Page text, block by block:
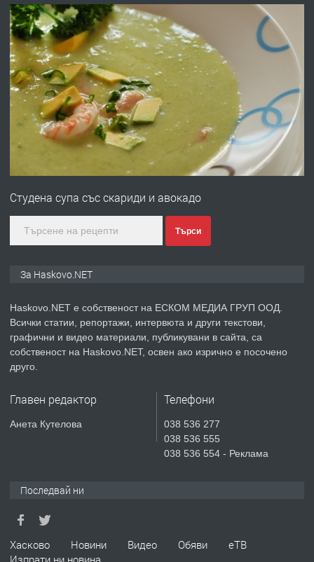
АПАРТАМЕНТ В ЦЕНТЪРА НА ГР.
ХАСКОВО
преди 4 дни
ПРЕДЛАГА Давам гараж под наем
преди 4 дни
№4120 Магазин/Офис под наем в кв.
градската градина!
преди 5 дни
ПРЕДЛАГА
Продавам парцел в гр. Хасково кв.
СГЛОБЯВАНЕ НА МЕБЕЛИ.
ПРЕДЛАГА
№4119 Едностаен обзаведен
Студена супа със скариди и авокадо
Търси
За Haskovo.NET
Haskovo.NET е собственост на ЕСКОМ МЕДИА ГРУП ООД.
Всички статии, репортажи, интервюта и други текстови,
графични и видео материали, публикувани в сайта, са
собственост на Haskovo.NET, освен ако изрично е посочено
друго.
Главен редактор
Анета Кутелова
Телефони
038 536 277
038 536 555
038 536 554 - Реклама
Последвай ни
Хасково Новини Видео Обяви
еТВ
Изпрати ни новина